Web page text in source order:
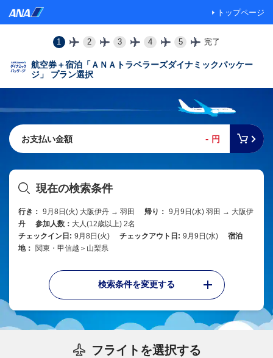
トップページ
1 2 3 4 5 完了
航空券＋宿泊「ＡＮＡトラベラーズダイナミックパッケー
ジ」 プラン選択
お支払い金額 - 円
現在の検索条件
行き： 9月8日(火) 大阪伊丹 → 羽田 帰り： 9月9日(水) 羽田 → 大阪伊
丹
参加人数： 大人(12歳以上) 2名
チェックイン日: 9月8日(火) チェックアウト日: 9月9日(水)
宿泊
地：
関東・甲信越＞山梨県
検索条件を変更する
フライトを選択する